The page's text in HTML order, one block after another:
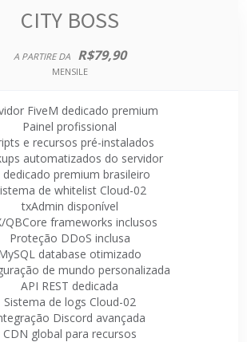
CITY BOSS
A PARTIRE DA R$79,90
MENSILE
FiveM dedicado premium
Painel profissional
e recursos pré-instalados
automatizados do servidor
dedicado premium brasileiro
de whitelist Cloud-02
txAdmin disponível
QBCore frameworks inclusos
Proteção DDoS inclusa
database otimizado
de mundo personalizada
API REST dedicada
Sistema de logs Cloud-02
Discord avançada
CDN global para recursos